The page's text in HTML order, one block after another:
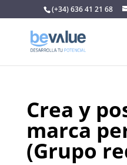
(+34) 636 41 21 68
Crea y
marca
(Grupo